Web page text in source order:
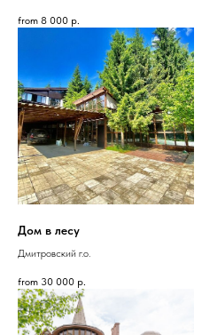
from 8 000 р.
Дом в лесу
Дмитровский г.о.
from 30 000 р.